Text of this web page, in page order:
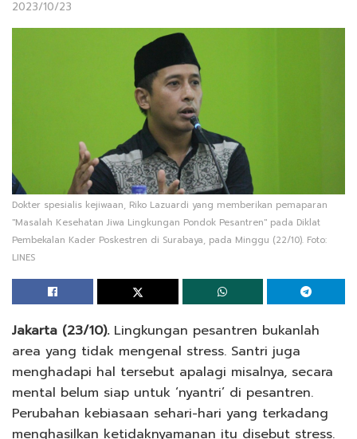
2023/10/23
Dokter spesialis kejiwaan, Riko Lazuardi yang memberikan pemaparan
"Masalah Kesehatan Jiwa Lingkungan Pondok Pesantren" pada Diklat
Pembekalan Kader Poskestren di Surabaya, pada Minggu (22/10). Foto:
LINES
Jakarta (23/10).Lingkungan pesantren bukanlah
area yang tidak mengenal stress. Santri juga
menghadapi hal tersebut apalagi misalnya, secara
mental belum siap untuk ‘nyantri’ di pesantren.
Perubahan kebiasaan sehari-hari yang terkadang
menghasilkan ketidaknyamanan itu disebut stress.